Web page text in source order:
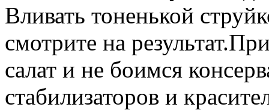
Вливать тоненькой
смотрите на
салат и не боимся
стабилизаторов и